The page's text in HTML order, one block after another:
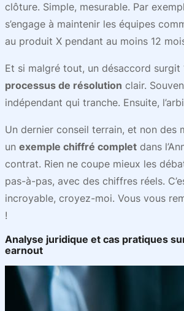
clôture. Simple, mesurable. Par
s’engage à maintenir les équipes
au produit X pendant au moins 12
Et si malgré tout, un désaccord surgit
processus de résolution clair.
indépendant qui tranche. Ensuite,
Un dernier conseil terrain, et non des
un exemple chiffré complet dans
contrat. Rien ne coupe mieux les
pas-à-pas, avec des chiffres réels.
incroyable, croyez-moi. Vous vous
!
Analyse juridique et cas pratiques
earnout